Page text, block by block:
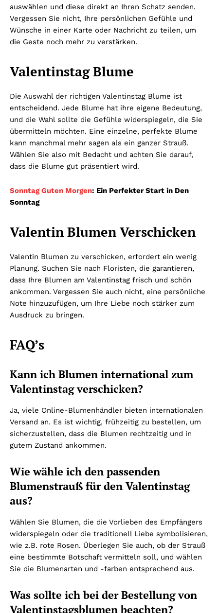
auswählen und diese direkt an Ihren Schatz senden.
Vergessen Sie nicht, Ihre persönlichen Gefühle und
Wünsche in einer Karte oder Nachricht zu teilen, um
die Geste noch mehr zu verstärken.
Valentinstag Blume
Die Auswahl der richtigen Valentinstag Blume ist
entscheidend. Jede Blume hat ihre eigene Bedeutung,
und die Wahl sollte die Gefühle widerspiegeln, die Sie
übermitteln möchten. Eine einzelne, perfekte Blume
kann manchmal mehr sagen als ein ganzer Strauß.
Wählen Sie also mit Bedacht und achten Sie darauf,
dass die Blume gut präsentiert wird.
Sonntag Guten Morgen: Ein Perfekter Start in Den
Sonntag
Valentin Blumen Verschicken
Valentin Blumen zu verschicken, erfordert ein wenig
Planung. Suchen Sie nach Floristen, die garantieren,
dass Ihre Blumen am Valentinstag frisch und schön
ankommen. Vergessen Sie auch nicht, eine persönliche
Note hinzuzufügen, um Ihre Liebe noch stärker zum
Ausdruck zu bringen.
FAQ’s
Kann ich Blumen international zum
Valentinstag verschicken?
Ja, viele Online-Blumenhändler bieten internationalen
Versand an. Es ist wichtig, frühzeitig zu bestellen, um
sicherzustellen, dass die Blumen rechtzeitig und in
gutem Zustand ankommen.
Wie wähle ich den passenden
Blumenstrauß für den Valentinstag
aus?
Wählen Sie Blumen, die die Vorlieben des Empfängers
widerspiegeln oder die traditionell Liebe symbolisieren,
wie z.B. rote Rosen. Überlegen Sie auch, ob der Strauß
eine bestimmte Botschaft vermitteln soll, und wählen
Sie die Blumenarten und -farben entsprechend aus.
Was sollte ich bei der Bestellung von
Valentinstagsblumen beachten?